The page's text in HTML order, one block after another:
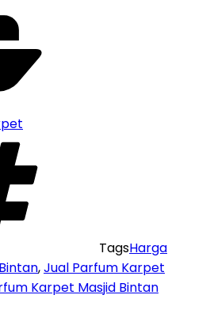
TagsHarga
,Jual Parfum Karpet
Karpet Masjid Bintan